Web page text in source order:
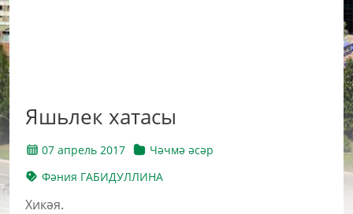
Яшьлек хатасы
07 апрель 2017
Чәчмә әсәр
Фәния ГАБИДУЛЛИНА
Хикәя.